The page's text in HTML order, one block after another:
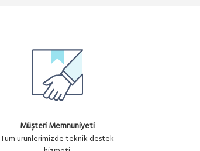
Müşteri Memnuniyeti
Tüm ürünlerimizde teknik destek